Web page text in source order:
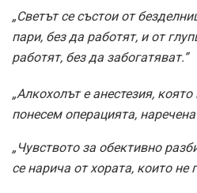
„Светът се състои от
пари, без да работят, и от
работят, без да забогатяват.”
„Алкохолът е анестезия,
понесем операцията,
„Чувството за обективно
се нарича от хората, които не